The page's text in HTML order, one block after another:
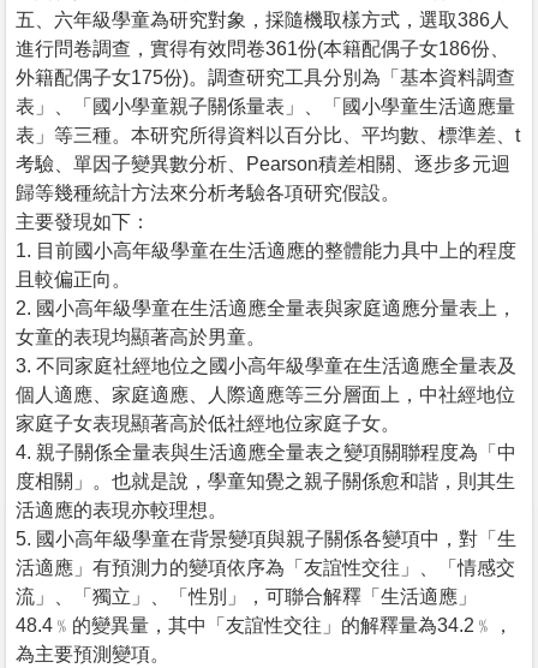
五、六年級學童為研究對象，採隨機取樣方式，選取386人
進行問卷調查，實得有效問卷361份(本籍配偶子女186份、
外籍配偶子女175份)。調查研究工具分別為「基本資料調查
表」、「國小學童親子關係量表」、「國小學童生活適應量
表」等三種。本研究所得資料以百分比、平均數、標準差、t
考驗、單因子變異數分析、Pearson積差相關、逐步多元迴
歸等幾種統計方法來分析考驗各項研究假設。
主要發現如下：
1. 目前國小高年級學童在生活適應的整體能力具中上的程度
且較偏正向。
2. 國小高年級學童在生活適應全量表與家庭適應分量表上，
女童的表現均顯著高於男童。
3. 不同家庭社經地位之國小高年級學童在生活適應全量表及
個人適應、家庭適應、人際適應等三分層面上，中社經地位
家庭子女表現顯著高於低社經地位家庭子女。
4. 親子關係全量表與生活適應全量表之變項關聯程度為「中
度相關」。也就是說，學童知覺之親子關係愈和諧，則其生
活適應的表現亦較理想。
5. 國小高年級學童在背景變項與親子關係各變項中，對「生
活適應」有預測力的變項依序為「友誼性交往」、「情感交
流」、「獨立」、「性別」，可聯合解釋「生活適應」
48.4﹪的變異量，其中「友誼性交往」的解釋量為34.2﹪，
為主要預測變項。